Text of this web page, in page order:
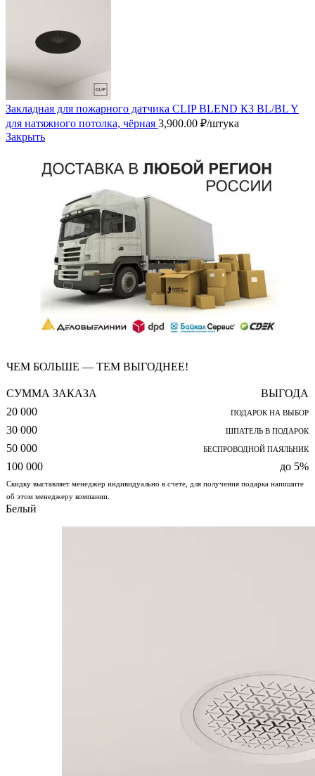
Закладная для пожарного датчика CLIP BLEND К3 BL/BL Y
для натяжного потолка, чёрная 3,900.00 ₽/штука
Закрыть
ЧЕМ БОЛЬШЕ — ТЕМ ВЫГОДНЕЕ!
СУММА ЗАКАЗА
ВЫГОДА
20 000
ПОДАРОК НА ВЫБОР
30 000 ШПАТЕЛЬ В ПОДАРОК
50 000 БЕСПРОВОДНОЙ ПАЯЛЬНИК
100 000 до 5%
Скидку выставляет менеджер индивидуально в счете, для получения подарка напишите
об этом менеджеру компании.
Белый